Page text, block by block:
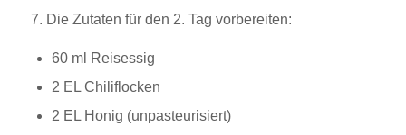
7. Die Zutaten für den 2. Tag vorbereiten:
60 ml Reisessig
2 EL Chiliflocken
2 EL Honig (unpasteurisiert)